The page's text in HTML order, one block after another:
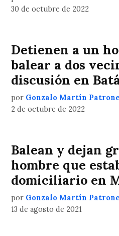
30 de octubre de 2022
Detienen a un
balear a dos
discusión en
por Gonzalo Martín Patrone
2 de octubre de 2022
Balean y dejan
hombre que
domiciliario en
por Gonzalo Martín Patrone
13 de agosto de 2021